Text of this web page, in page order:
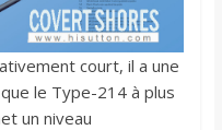
court, il a une
le Type-214 à plus
un niveau